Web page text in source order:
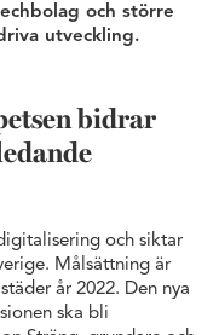
och större
utveckling.
bidrar
och siktar
Målsättning är
år 2022. Den nya
ska bli